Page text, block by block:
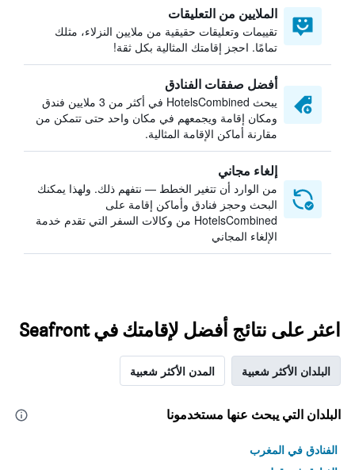
الملايين من التعليقات
تقييمات وتعليقات حقيقية من ملايين النزلاء، مثلك
تمامًا. احجز إقامتك المثالية بكل ثقة!
أفضل صفقات الفنادق
يبحث HotelsCombined في أكثر من 3 ملايين فندق
ومكان إقامة ويجمعهم في مكان واحد حتى تتمكن من
مقارنة أماكن الإقامة المثالية.
إلغاء مجاني
من الوارد أن تتغير الخطط — نتفهم ذلك. ولهذا يمكنك
البحث وحجز فنادق وأماكن إقامة على
HotelsCombined من وكالات السفر التي تقدم خدمة
الإلغاء المجاني
اعثر على نتائج أفضل لإقامتك في Seafront
البلدان الأكثر شعبية المدن الأكثر شعبية
البلدان التي يبحث عنها مستخدمونا
الفنادق في المغرب